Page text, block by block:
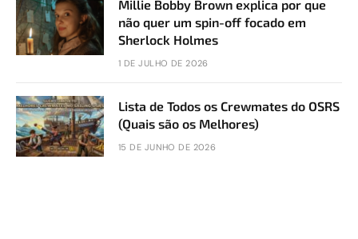
Millie Bobby Brown explica por que
não quer um spin-off focado em
Sherlock Holmes
1 DE JULHO DE 2026
Lista de Todos os Crewmates do OSRS
(Quais são os Melhores)
15 DE JUNHO DE 2026